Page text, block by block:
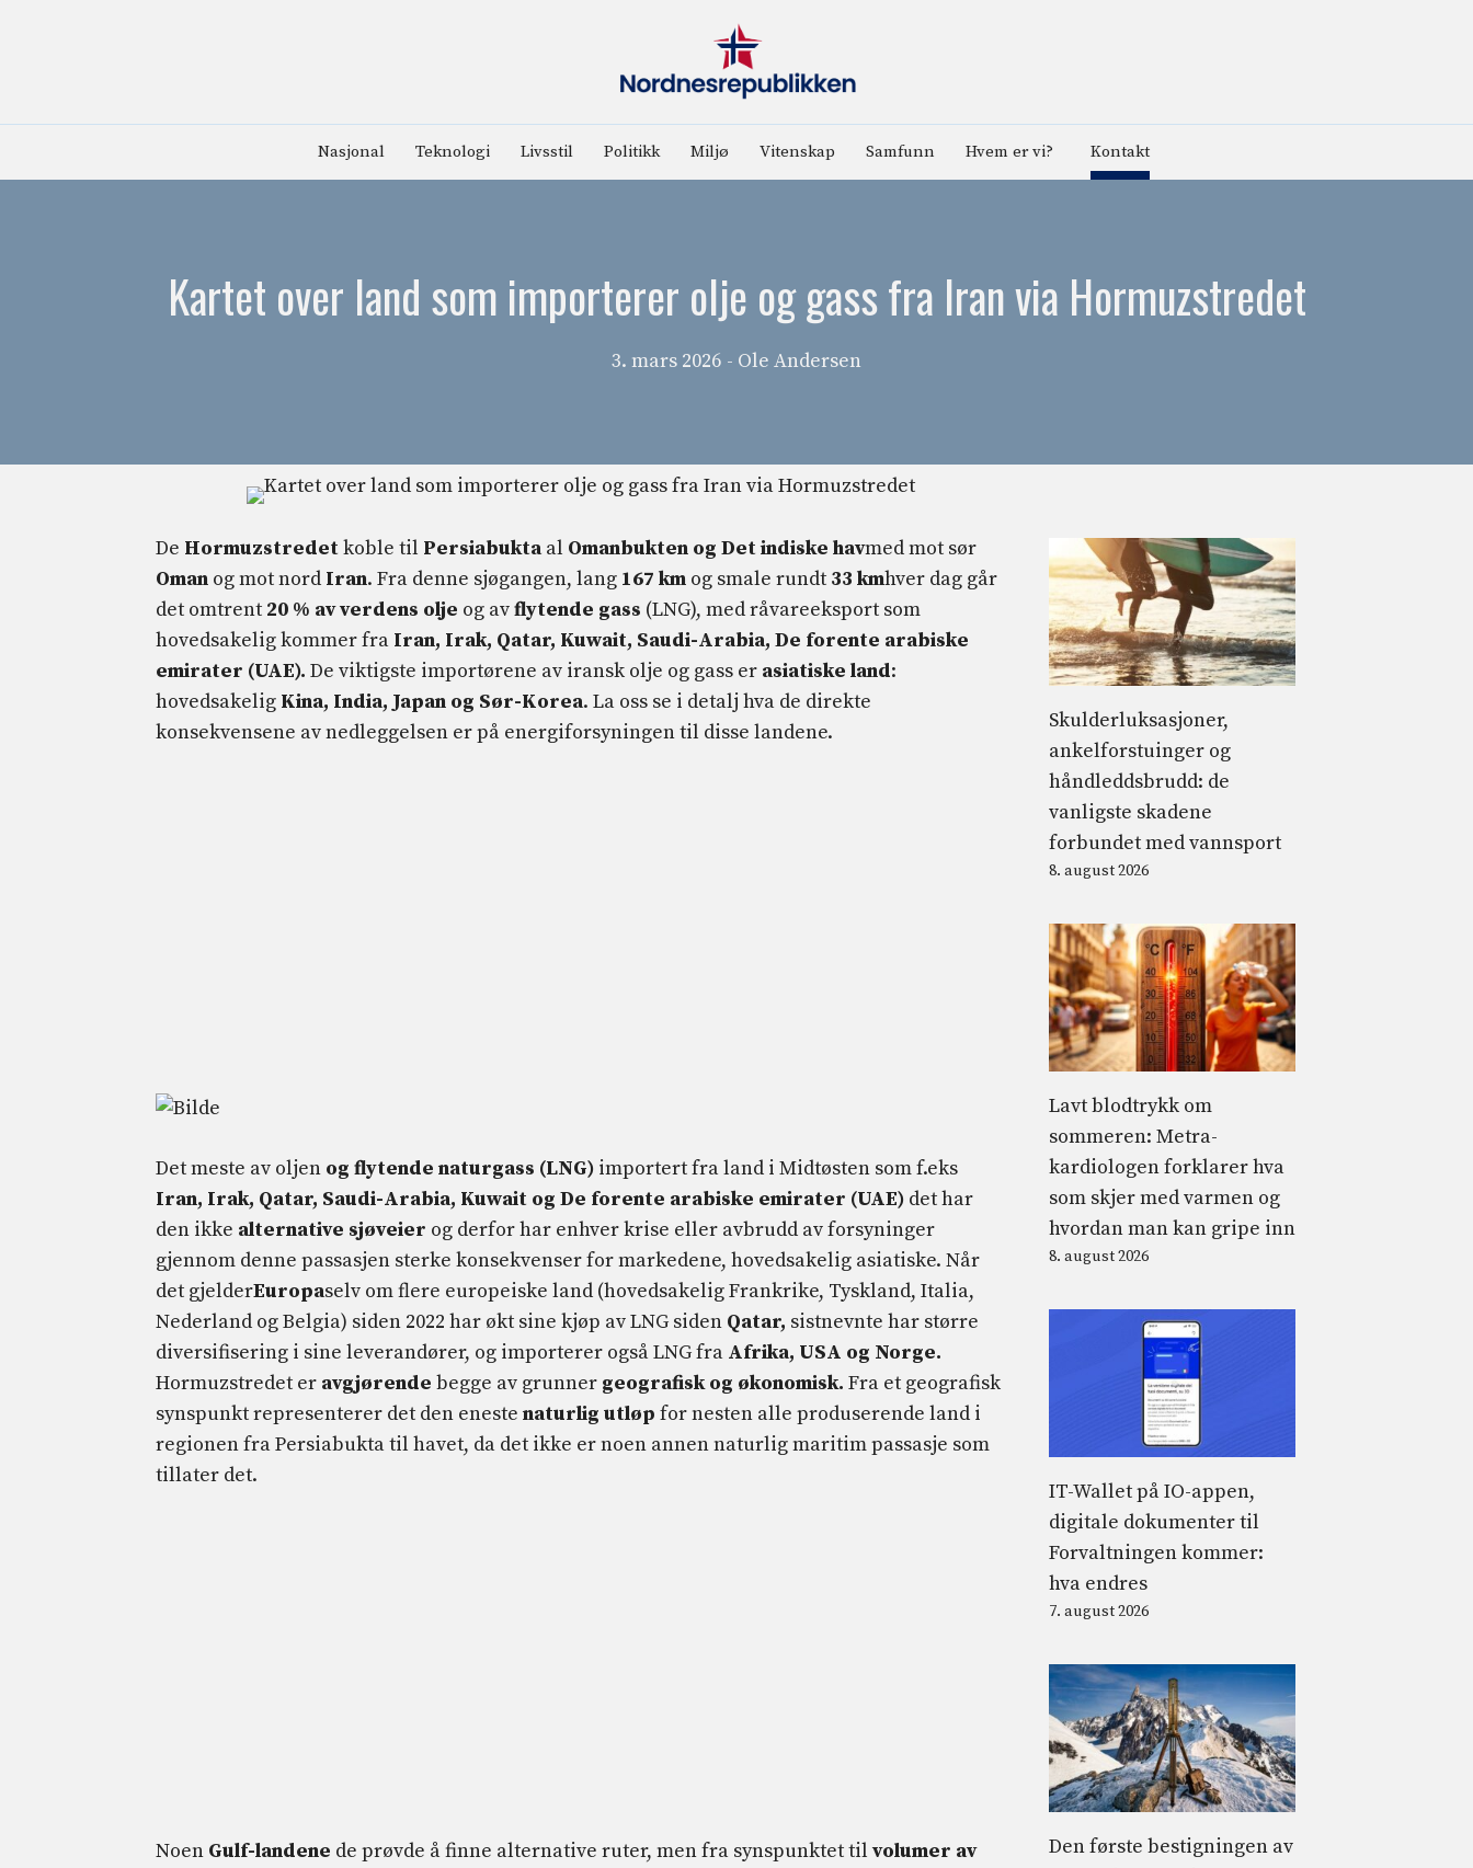
Nasjonal Teknologi Livsstil Politikk Miljø Vitenskap Samfunn Hvem er vi? Kontakt
Kartet over land som importerer olje og gass fra Iran via Hormuzstredet
3. mars 2026 - Ole Andersen
De Hormuzstredetkoble til Persiabukta al Omanbukten og Det indiske havmed mot sør
Oman og mot nord Iran. Fra denne sjøgangen, lang 167 km og smale rundt 33 kmhver dag går
det omtrent 20 % av verdens olje og avflytende gass (LNG), med råvareeksport som
hovedsakelig kommer fra Iran, Irak, Qatar, Kuwait, Saudi-Arabia, De forente arabiske
emirater (UAE). De viktigste importørene av iransk olje og gass er asiatiske land:
hovedsakelig Kina, India, Japan og Sør-Korea. La oss se i detalj hva de direkte
konsekvensene av nedleggelsen er på energiforsyningen til disse landene.
Det meste av oljen og flytende naturgass (LNG) importert fra land i Midtøsten som f.eks
Iran, Irak, Qatar, Saudi-Arabia, Kuwait og De forente arabiske emirater (UAE) det har
den ikke alternative sjøveier og derfor har enhver krise eller avbrudd av forsyninger
gjennom denne passasjen sterke konsekvenser for markedene, hovedsakelig asiatiske. Når
det gjelderEuropaselv om flere europeiske land (hovedsakelig Frankrike, Tyskland, Italia,
Nederland og Belgia) siden 2022 har økt sine kjøp av LNG siden Qatar, sistnevnte har større
diversifisering i sine leverandører, og importerer også LNG fra Afrika, USA og Norge.
Hormuzstredet er avgjørende begge av grunner geografisk og økonomisk. Fra et geografisk
synspunkt representerer det den eneste naturlig utløp for nesten alle produserende land i
regionen fra Persiabukta til havet, da det ikke er noen annen naturlig maritim passasje som
tillater det.
Noen Gulf-landene de prøvde å finne alternative ruter, men fra synspunktet til volumer av
Skulderluksasjoner,
ankelforstuinger og
håndleddsbrudd: de
vanligste skadene
forbundet med vannsport
8. august 2026
Lavt blodtrykk om
sommeren: Metra-
kardiologen forklarer hva
som skjer med varmen og
hvordan man kan gripe inn
8. august 2026
IT-Wallet på IO-appen,
digitale dokumenter til
Forvaltningen kommer:
hva endres
7. august 2026
Den første bestigningen av